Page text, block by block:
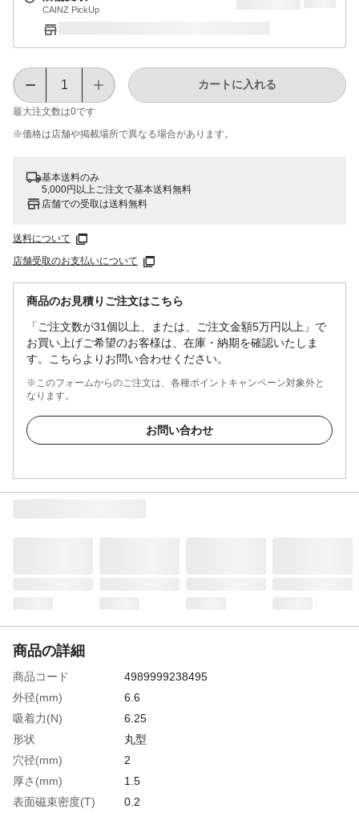
CAINZ PickUp
最大注文数は0です
カートに入れる
※価格は​店舗や​掲載場所で​異なる​場合が​あります。
基本送料のみ
5,000円以上ご注文で基本送料無料
店舗での受取は送料無料
送料について
店舗受取のお支払いについて
商品のお見積りご注文はこちら
「ご注文数が31個以上、または、ご注文金額5万円以上」で
お買い上げご希望のお客様は、在庫・納期を確認いたしま
す。こちらよりお問い合わせください。
※このフォームからのご注文は、各種ポイントキャンペーン対象外と
なります。
お問い合わせ
商品の詳細
商品コード
4989999238495
外径(mm)
6.6
吸着力(N)
6.25
形状
丸型
穴径(mm)
2
厚さ(mm)
1.5
表面磁束密度(T)
0.2